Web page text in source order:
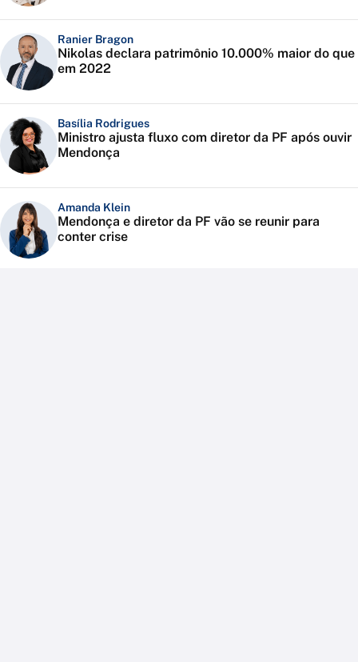
Ranier Bragon
Nikolas declara patrimônio 10.000% maior do que
em 2022
Basília Rodrigues
Ministro ajusta fluxo com diretor da PF após ouvir
Mendonça
Amanda Klein
Mendonça e diretor da PF vão se reunir para
conter crise